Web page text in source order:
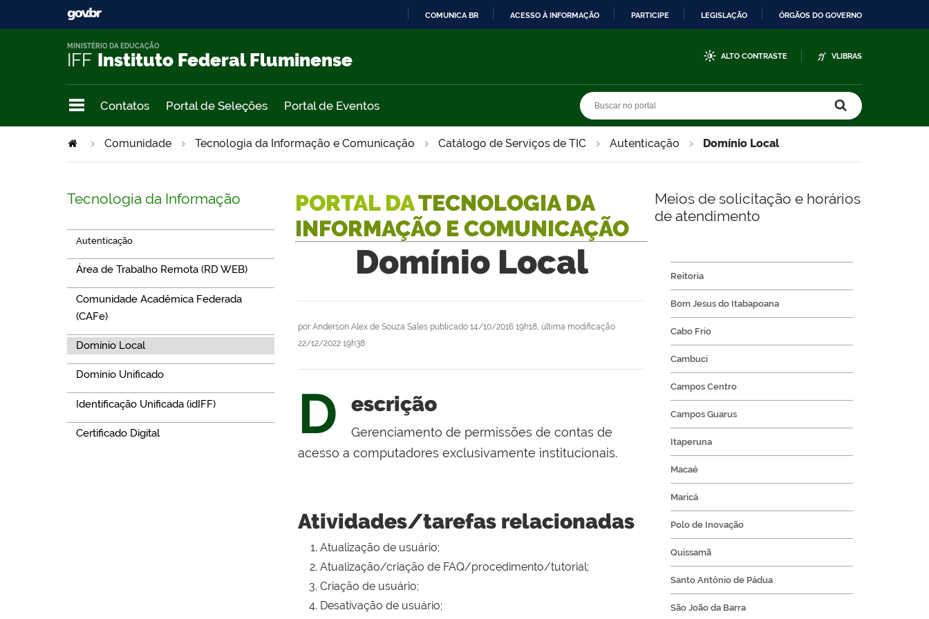
COMUNICA BR ACESSO À INFORMAÇÃO PARTICIPE LEGISLAÇÃO ÓRGÃOS DO GOVERNO
IFF Instituto Federal Fluminense
MINISTÉRIO DA EDUCAÇÃO
ALTO CONTRASTE VLIBRAS
Contatos Portal de Seleções Portal de Eventos
Comunidade Tecnologia da Informação e Comunicação Catálogo de Serviços de TIC Autenticação Domínio Local
Tecnologia da Informação
Autenticação
Área de Trabalho Remota (RD WEB)
Comunidade Acadêmica Federada
(CAFe)
Domínio Local
Domínio Unificado
Identificação Unificada (idIFF)
Certificado Digital
PORTAL DATECNOLOGIA DA
INFORMAÇÃO E COMUNICAÇÃO
Domínio Local
por Anderson Alex de Souza Sales publicado 14/10/2016 19h18, última modificação
22/12/2022 19h38
D escrição
Gerenciamento de permissões de contas de
acesso a computadores exclusivamente institucionais.
Atividades/tarefas relacionadas
Atualização de usuário;
Atualização/criação de FAQ/procedimento/tutorial;
Criação de usuário;
Desativação de usuário;
Meios de solicitação e horários
de atendimento
Reitoria
Bom Jesus do Itabapoana
Cabo Frio
Cambuci
Campos Centro
Campos Guarus
Itaperuna
Macaé
Maricá
Polo de Inovação
Quissamã
Santo Antônio de Pádua
São João da Barra